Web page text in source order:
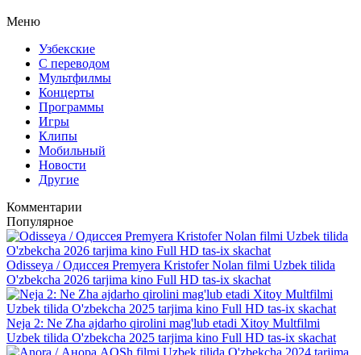
Меню
Узбекские
С переводом
Мультфилмы
Концерты
Программы
Игры
Клипы
Мобильный
Новости
Другие
Комментарии
Популярное
Odisseya / Одиссея Premyera Kristofer Nolan filmi Uzbek tilida
O'zbekcha 2026 tarjima kino Full HD tas-ix skachat
Neja 2: Ne Zha ajdarho qirolini mag'lub etadi Xitoy Multfilmi
Uzbek tilida O'zbekcha 2025 tarjima kino Full HD tas-ix skachat